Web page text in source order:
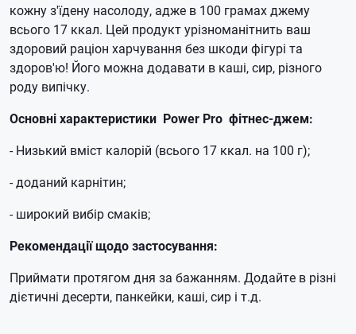
кожну з'їдену насолоду, адже в 100 грамах джему
всього 17 ккал. Цей продукт урізноманітнить ваш
здоровий раціон харчування без шкоди фігурі та
здоров'ю! Його можна додавати в каші, сир, різного
роду випічку.
Основні характеристики Power Pro фітнес-джем:
- Низький вміст калорій (всього 17 ккал. на 100 г);
- доданий карнітин;
- широкий вибір смаків;
Рекомендації щодо застосування:
Приймати протягом дня за бажанням. Додайте в різні
дієтичні десерти, панкейки, каші, сир і т.д.